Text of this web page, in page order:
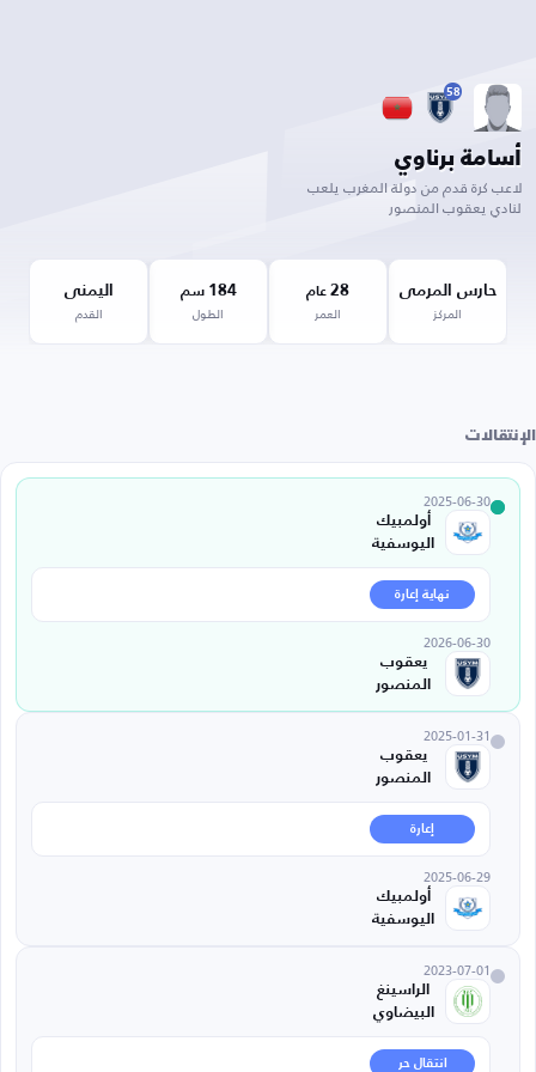
58
أسامة برناوي
لاعب كرة قدم من دولة المغرب يلعب
لنادي يعقوب المنصور
حارس المرمى
المركز
28 عام
العمر
184 سم
الطول
اليمنى
القدم
الإنتقالات
2025-06-30
أولمبيك
اليوسفية
نهاية إعارة
2026-06-30
يعقوب
المنصور
2025-01-31
يعقوب
المنصور
إعارة
2025-06-29
أولمبيك
اليوسفية
2023-07-01
الراسينغ
البيضاوي
انتقال حر